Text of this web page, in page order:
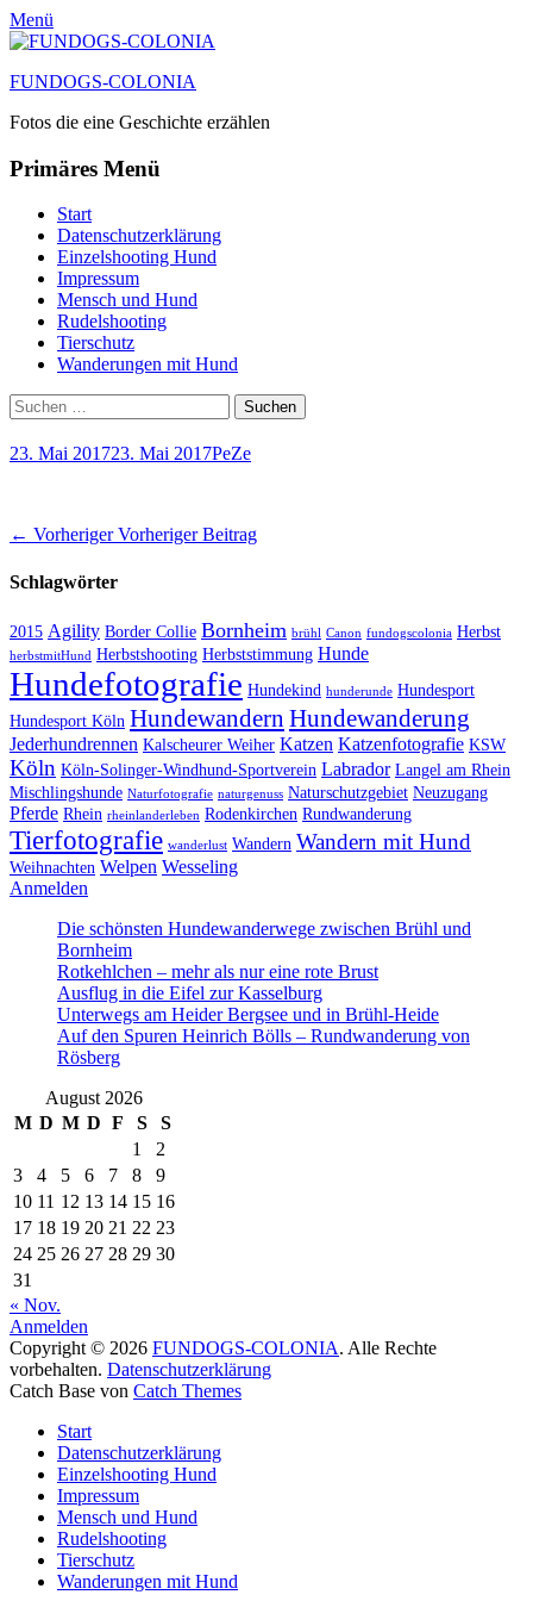
Menü
FUNDOGS-COLONIA
Fotos die eine Geschichte erzählen
Primäres Menü
Zum
Inhalt
springen
Start
Datenschutzerklärung
Einzelshooting Hund
Impressum
Mensch und Hund
Rudelshooting
Tierschutz
Wanderungen mit Hund
Suchen
Suche
nach:
Posted
23. Mai 201723. Mai 2017Autor
PeZe
Beitragsnavigation
← Vorheriger Vorheriger
Vorheriger Beitrag
Schlagwörter
2015 Agility Border Collie Bornheim brühl Canon fundogscolonia Herbst
herbstmitHund Herbstshooting Herbststimmung Hunde
Hundefotografie Hundekind hunderunde Hundesport
Hundesport Köln Hundewandern Hundewanderung
Jederhundrennen Kalscheurer Weiher Katzen Katzenfotografie KSW
Köln Köln-Solinger-Windhund-Sportverein Labrador Langel am Rhein
Mischlingshunde Naturfotografie naturgenuss Naturschutzgebiet Neuzugang
Pferde Rhein rheinlanderleben Rodenkirchen Rundwanderung
Tierfotografie wanderlust Wandern Wandern mit Hund
Weihnachten Welpen Wesseling
Anmelden
Die schönsten Hundewanderwege zwischen Brühl und
Bornheim
Rotkehlchen – mehr als nur eine rote Brust
Ausflug in die Eifel zur Kasselburg
Unterwegs am Heider Bergsee und in Brühl-Heide
Auf den Spuren Heinrich Bölls – Rundwanderung von
Rösberg
August 2026
M D M D F S
S
1
2
3
4 5 6 7 8
9
10 11 12 13 14 15 16
17 18 19 20 21 22 23
24 25 26 27 28 29 30
31
« Nov.
Anmelden
Copyright © 2026 FUNDOGS-COLONIA. Alle Rechte
vorbehalten. Datenschutzerklärung
Catch Base von Catch Themes
oben
scrollen
Start
Datenschutzerklärung
Einzelshooting Hund
Impressum
Mensch und Hund
Rudelshooting
Tierschutz
Wanderungen mit Hund